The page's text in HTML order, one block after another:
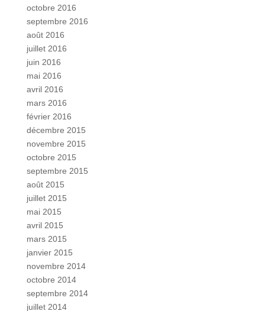
octobre 2016
septembre 2016
août 2016
juillet 2016
juin 2016
mai 2016
avril 2016
mars 2016
février 2016
décembre 2015
novembre 2015
octobre 2015
septembre 2015
août 2015
juillet 2015
mai 2015
avril 2015
mars 2015
janvier 2015
novembre 2014
octobre 2014
septembre 2014
juillet 2014